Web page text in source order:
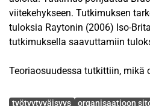
viitekehykseen. Tutkimuksen
tuloksia Raytonin (2006) Iso-
tutkimuksella saavuttamiin
Teoriaosuudessa tutkittiin, mikä
vaikuttavat työtyytyväisyyteen ja
Avainsanat
työtyytyväisyys organisaatioon